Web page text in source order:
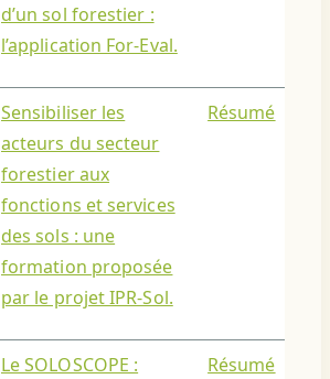
d’un sol forestier :
l’application For-Eval.
Sensibiliser les
acteurs du secteur
forestier aux
fonctions et services
des sols : une
formation proposée
par le projet IPR-Sol.
Résumé
Le SOLOSCOPE :
Résumé